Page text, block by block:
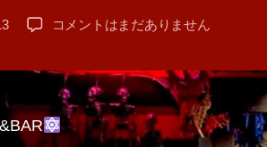
T
A
ク
マ
ス
パ
コメントはまだありません